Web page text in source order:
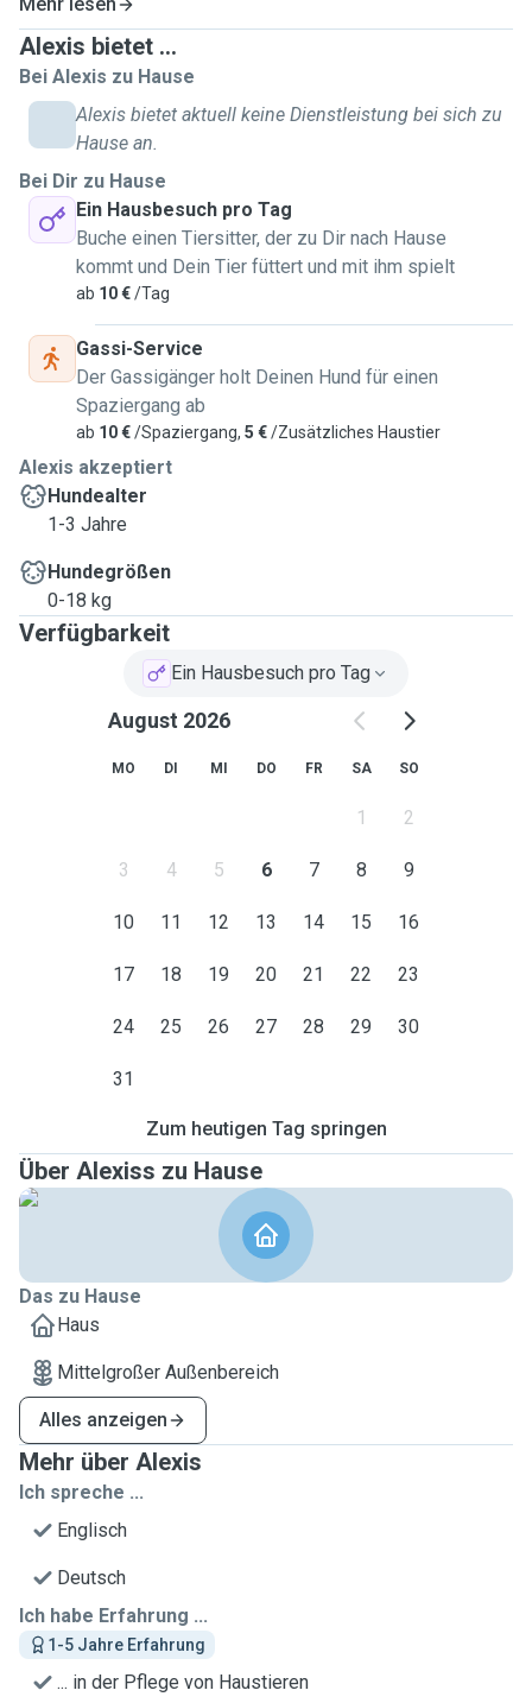
Alexis bietet ...
Bei Alexis zu Hause
Alexis bietet aktuell keine Dienstleistung bei sich zu
Hause an.
Bei Dir zu Hause
Ein Hausbesuch pro Tag
Buche einen Tiersitter, der zu Dir nach Hause
kommt und Dein Tier füttert und mit ihm spielt
ab 10 €/Tag
Gassi-Service
Der Gassigänger holt Deinen Hund für einen
Spaziergang ab
ab 10 €/Spaziergang, 5 €/Zusätzliches Haustier
Alexis akzeptiert
Hundealter
1-3 Jahre
Hundegrößen
0-18 kg
Verfügbarkeit
Ein Hausbesuch pro Tag
August 2026
MO DI MI DO FR SA SO
1 2
3 4 5 6 7 8 9
10 11 12 13 14 15 16
17 18 19 20 21 22 23
24 25 26 27 28 29 30
31
Zum heutigen Tag springen
Über Alexiss zu Hause
Das zu Hause
Haus
Mittelgroßer Außenbereich
Alles anzeigen
Mehr über Alexis
Ich spreche ...
Englisch
Deutsch
Ich habe Erfahrung ...
1-5 Jahre Erfahrung
... in der Pflege von Haustieren